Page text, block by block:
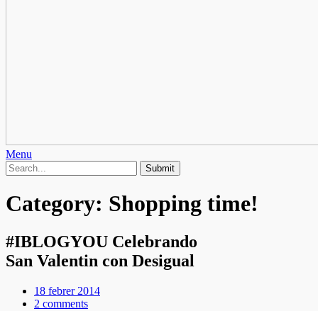
Menu
Category: Shopping time!
#IBLOGYOU Celebrando
San Valentin con Desigual
18 febrer 2014
2 comments